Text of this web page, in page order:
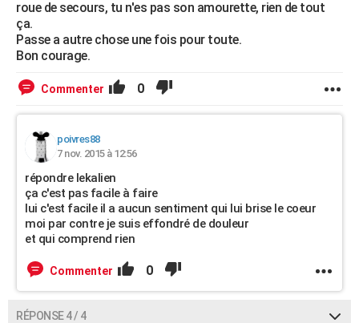
roue de secours, tu n'es pas son amourette, rien de tout
ça.
Passe a autre chose une fois pour toute.
Bon courage.
Commenter 0
poivres88
7 nov. 2015 à 12:56
répondre lekalien
ça c'est pas facile à faire
lui c'est facile il a aucun sentiment qui lui brise le coeur
moi par contre je suis effondré de douleur
et qui comprend rien
Commenter 0
RÉPONSE 4 / 4